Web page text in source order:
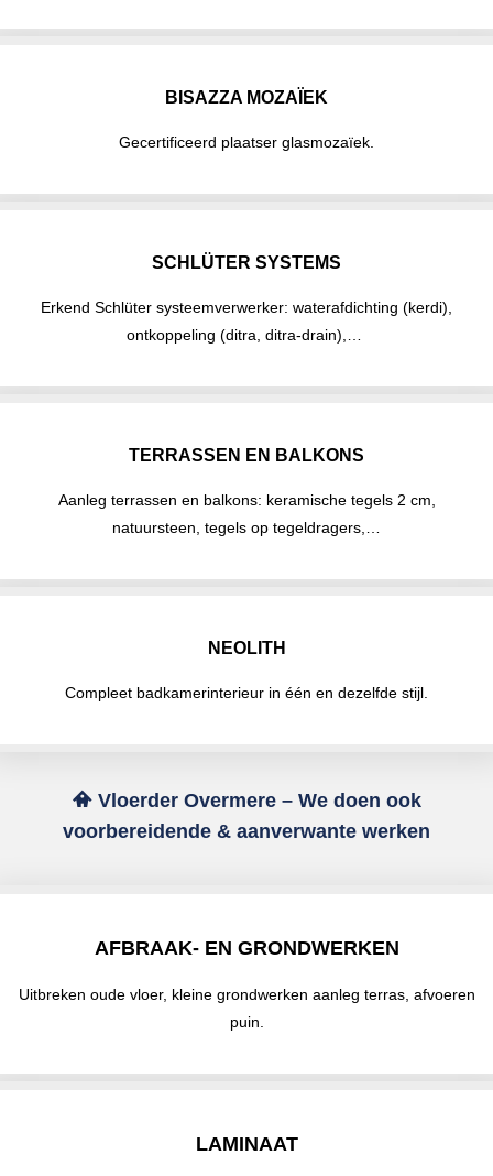
BISAZZA MOZAÏEK
Gecertificeerd plaatser glasmozaïek.
SCHLÜTER SYSTEMS
Erkend Schlüter systeemverwerker: waterafdichting (kerdi),
ontkoppeling (ditra, ditra-drain),…
TERRASSEN EN BALKONS
Aanleg terrassen en balkons: keramische tegels 2 cm,
natuursteen, tegels op tegeldragers,…
NEOLITH
Compleet badkamerinterieur in één en dezelfde stijl.
Vloerder Overmere – We doen ook
voorbereidende & aanverwante werken
AFBRAAK- EN GRONDWERKEN
Uitbreken oude vloer, kleine grondwerken aanleg terras, afvoeren
puin.
LAMINAAT